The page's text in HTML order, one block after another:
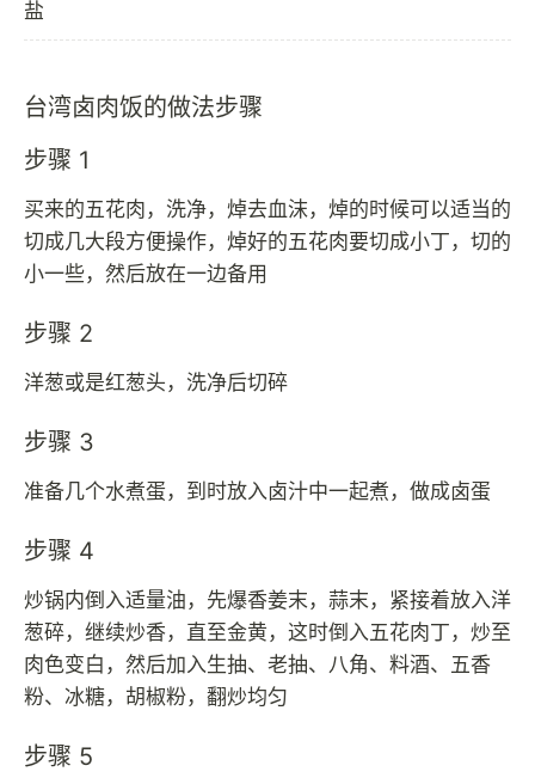
盐
台湾卤肉饭的做法步骤
步骤 1
买来的五花肉，洗净，焯去血沫，焯的时候可以适当的
切成几大段方便操作，焯好的五花肉要切成小丁，切的
小一些，然后放在一边备用
步骤 2
洋葱或是红葱头，洗净后切碎
步骤 3
准备几个水煮蛋，到时放入卤汁中一起煮，做成卤蛋
步骤 4
炒锅内倒入适量油，先爆香姜末，蒜末，紧接着放入洋
葱碎，继续炒香，直至金黄，这时倒入五花肉丁，炒至
肉色变白，然后加入生抽、老抽、八角、料酒、五香
粉、冰糖，胡椒粉，翻炒均匀
步骤 5